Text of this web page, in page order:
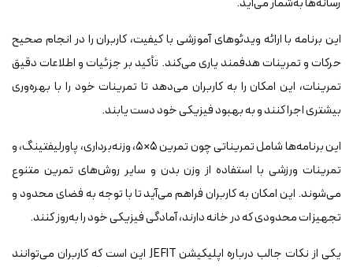
این برنامه با ارائه ویدئوهای آموزشی با کیفیت، کاربران را در انجام صحیح
حرکات و تمرینات هدفمند یاری می‌کند. تأکید بر جزئیات و اطلاعات دقیق
تمرینات، این امکان را به کاربران می‌دهد تا تمرینات خود را با بهره‌وری
بیشتری اجرا کنند و به بهبود فیزیکی خود دست یابند.
این برنامه‌ها شامل تمریناتی چون تمرین ۵×۵، وزنه‌برداری، پاورلیفتینگ، و
تمرینات ورزشی با استفاده از وزن بدن و سایر روش‌های تمرین متنوع
می‌شوند. این امکان به کاربران فراهم می‌آید تا با توجه به فضای محدود و
تجهیزات محدودی که در خانه دارند، آمادگی فیزیکی خود را به‌روز کنند.
یکی از نکات جالب درباره اپلیکیشن JEFIT این است که کاربران می‌توانند